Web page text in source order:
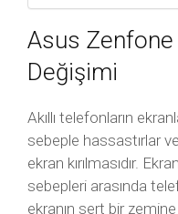
Asus Zenfone
Değişimi
Akıllı telefonların
sebeple hassastırlar
ekran kırılmasıdır.
sebepleri arasında
ekranın sert bir